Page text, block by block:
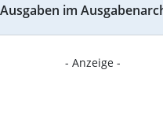
im
- Anzeige -